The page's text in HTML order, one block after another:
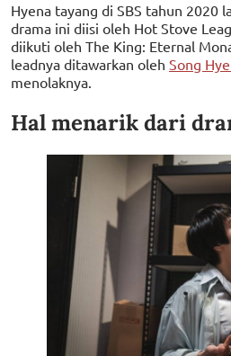
Hyena tayang di SBS tahun 2020
drama ini diisi oleh Hot Stove
diikuti oleh The King: Eternal
leadnya ditawarkan oleh Song
menolaknya.
Hal menarik dari